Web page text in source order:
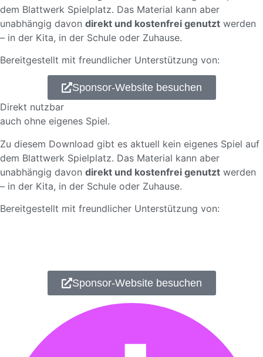
dem Blattwerk Spielplatz. Das Material kann aber
unabhängig davon direkt und kostenfrei genutzt werden
– in der Kita, in der Schule oder Zuhause.
Bereitgestellt mit freundlicher Unterstützung von:
Sponsor-Website besuchen
Direkt nutzbar
auch ohne eigenes Spiel.
Zu diesem Download gibt es aktuell kein eigenes Spiel auf
dem Blattwerk Spielplatz. Das Material kann aber
unabhängig davon direkt und kostenfrei genutzt werden
– in der Kita, in der Schule oder Zuhause.
Bereitgestellt mit freundlicher Unterstützung von:
Sponsor-Website besuchen